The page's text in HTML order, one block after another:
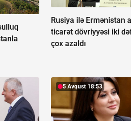
Rusiya ilə Ermənistan
ticarət dövriyyəsi iki
çox azaldı
5 Avqust 18:53